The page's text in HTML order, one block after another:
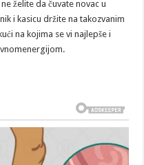
želite da čuvate novac u
i kasicu držite na takozvanim
na kojima se vi najlepše i